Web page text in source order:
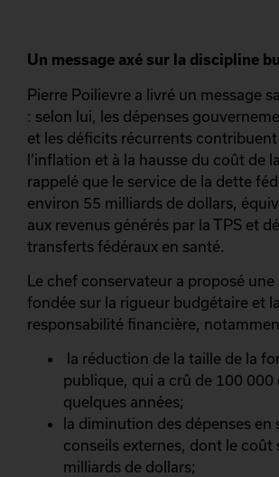
Un message axé sur la discipline
Pierre Poilievre a livré un message
: selon lui, les dépenses
et les déficits récurrents
l’inflation et à la hausse du coût de
rappelé que le service de la dette
environ 55 milliards de dollars,
aux revenus générés par la TPS et
transferts fédéraux en santé.
Le chef conservateur a proposé
fondée sur la rigueur budgétaire et la
responsabilité financière,
la réduction de la taille de la
publique, qui a crû de 100 000
quelques années;
la diminution des dépenses en
conseils externes, dont le coût
milliards de dollars;